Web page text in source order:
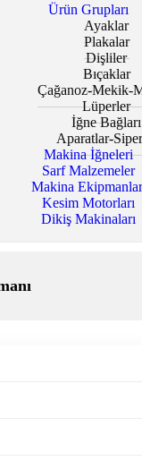
Ürün Grupları
Ayaklar
Plakalar
Dişliler
Bıçaklar
Çağanoz-Mekik-
Lüperler
İğne Bağları
Aparatlar-
Makina İğneleri
Sarf Malzemeler
Makina
Kesim Motorları
Dikiş Makinaları